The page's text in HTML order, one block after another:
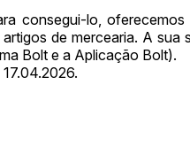
consegui-lo,
de mercearia. A
Bolt e a Aplicação Bolt).